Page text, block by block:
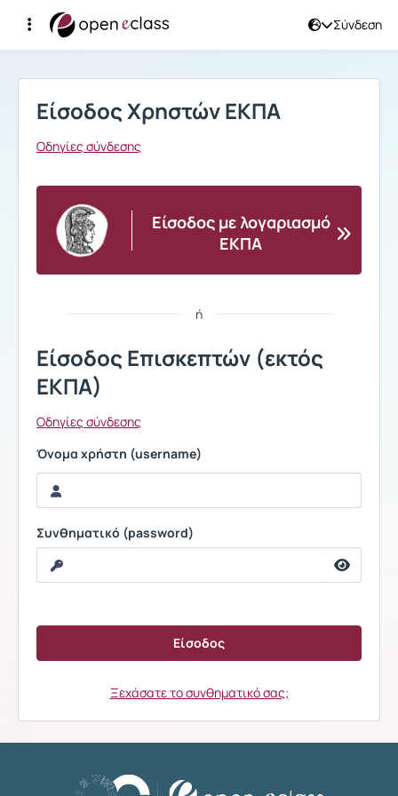
Σύνδεση
Σύνδεση
Είσοδος Χρηστών ΕΚΠΑ
Οδηγίες σύνδεσης
Είσοδος με λογαριασμό
ΕΚΠΑ
ή
Είσοδος Επισκεπτών (εκτός
ΕΚΠΑ)
Οδηγίες σύνδεσης
Όνομα χρήστη (username)
Συνθηματικό (password)
Ξεχάσατε το συνθηματικό σας;